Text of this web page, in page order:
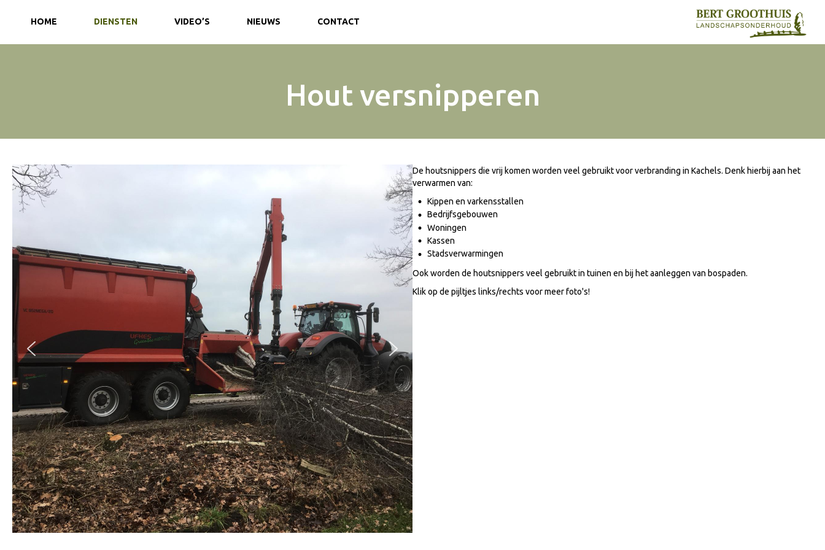
HOME DIENSTEN VIDEO’S NIEUWS CONTACT
Hout versnipperen
De houtsnippers die vrij komen worden veel gebruikt voor verbranding in Kachels. Denk hierbij aan het
verwarmen van:
Kippen en varkensstallen
Bedrijfsgebouwen
Woningen
Kassen
Stadsverwarmingen
Ook worden de houtsnippers veel gebruikt in tuinen en bij het aanleggen van bospaden.
Klik op de pijltjes links/rechts voor meer foto's!